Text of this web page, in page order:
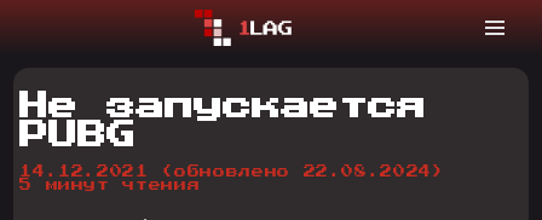
Не запускается
PUBG
14.12.2021
(обновлено 22.08.2024)
5 минут чтения